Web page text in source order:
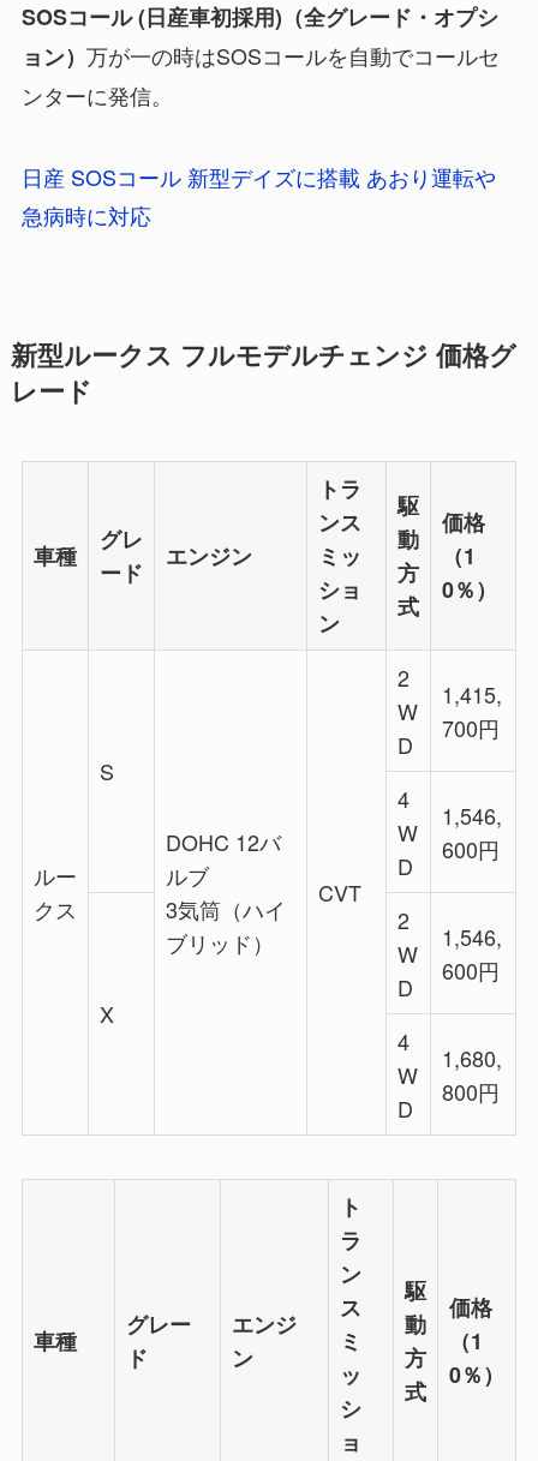
SOSコール (日産車初採用)（全グレード・オプシ
ョン） 万が一の時はSOSコールを自動でコールセ
ンターに発信。
日産 SOSコール 新型デイズに搭載 あおり運転や
急病時に対応
新型ルークス フルモデルチェンジ 価格グ
レード
車種
グレ
ード
エンジン
トラ
ンス
ミッ
ショ
ン
駆
動
方
式
価格
（1
0％）
ルー
クス
S
DOHC 12バ
ルブ
3気筒（ハイ
ブリッド）
CVT
2
W
D
1,415,
700円
4
W
D
1,546,
600円
X
2
W
D
1,546,
600円
4
W
D
1,680,
800円
車種
グレー
ド
エンジ
ン
ト
ラ
ン
ス
ミ
ッ
シ
ョ
駆
動
方
式
価格
（1
0％）